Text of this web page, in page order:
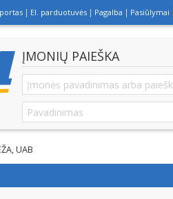
El. parduotuvės Pagalba Pasiūlymai
ĮMONIŲ PAIEŠKA
UAB